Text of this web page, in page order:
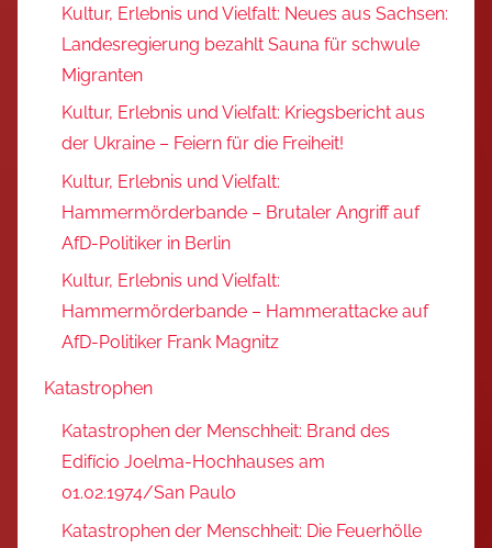
Kultur, Erlebnis und Vielfalt: Neues aus Sachsen:
Landesregierung bezahlt Sauna für schwule
Migranten
Kultur, Erlebnis und Vielfalt: Kriegsbericht aus
der Ukraine – Feiern für die Freiheit!
Kultur, Erlebnis und Vielfalt:
Hammermörderbande – Brutaler Angriff auf
AfD-Politiker in Berlin
Kultur, Erlebnis und Vielfalt:
Hammermörderbande – Hammerattacke auf
AfD-Politiker Frank Magnitz
Katastrophen
Katastrophen der Menschheit: Brand des
Edifício Joelma-Hochhauses am
01.02.1974/San Paulo
Katastrophen der Menschheit: Die Feuerhölle